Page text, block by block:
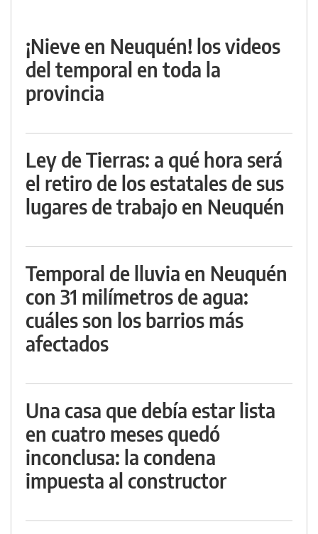
¡Nieve en Neuquén! los videos
del temporal en toda la
provincia
Ley de Tierras: a qué hora será
el retiro de los estatales de sus
lugares de trabajo en Neuquén
Temporal de lluvia en Neuquén
con 31 milímetros de agua:
cuáles son los barrios más
afectados
Una casa que debía estar lista
en cuatro meses quedó
inconclusa: la condena
impuesta al constructor